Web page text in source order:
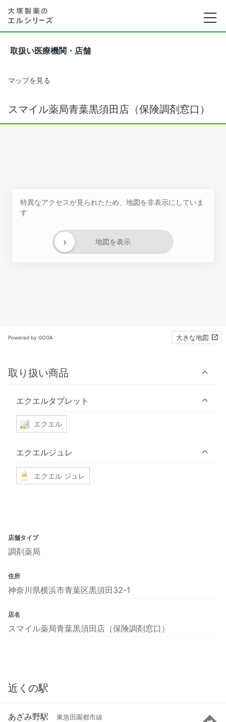
取扱い医療機関・店舗
マップを見る
スマイル薬局青葉黒須田店（保険調剤窓口）
特異なアクセスが見られたため、地図を非表示にしていま
す
地図を表示
›
Powered by GOGA 大きな地図
取り扱い商品
エクエルタブレット
エクエル
エクエルジュレ
エクエル ジュレ
店舗タイプ
調剤薬局
住所
神奈川県横浜市青葉区黒須田32-1
店名
スマイル薬局青葉黒須田店（保険調剤窓口）
近くの駅
あざみ野駅 東急田園都市線